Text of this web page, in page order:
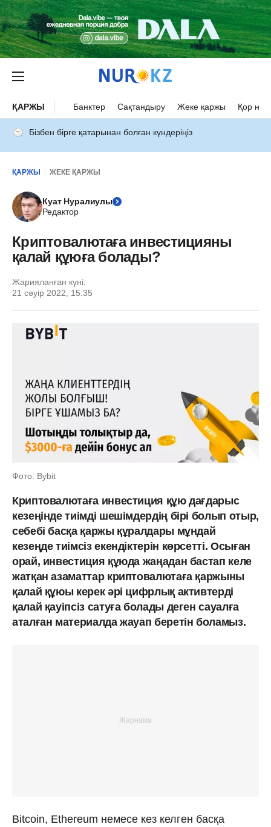
ҚАРЖЫ Банктер Сақтандыру Жеке қаржы Қор
Бізбен бірге қатарынан болған күндеріңіз
ҚАРЖЫ ЖЕКЕ ҚАРЖЫ
Куат Нуралиулы
Редактор
Криптовалютаға инвестицияны
қалай құюға болады?
Жарияланған күні:
21 сәуір 2022, 15:35
Фото: Bybit
Криптовалютаға инвестиция құю дағдарыс
кезеңінде тиімді шешімдердің бірі болып отыр,
себебі басқа қаржы құралдары мұндай
кезеңде тиімсіз екендіктерін көрсетті. Осыған
орай, инвестиция құюда жаңадан бастап келе
жатқан азаматтар криптовалютаға қаржыны
қалай құюы керек әрі цифрлық активтерді
қалай қауіпсіз сатуға болады деген сауалға
аталған материалда жауап беретін боламыз.
Bitcoin, Ethereum немесе кез келген басқа